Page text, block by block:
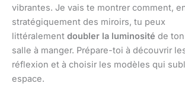
vibrantes. Je vais te montrer comment,
stratégiquement des miroirs, tu peux
littéralement doubler la luminosité de
salle à manger. Prépare-toi à découvrir
réflexion et à choisir les modèles qui
espace.